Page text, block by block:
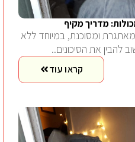
מדריך מקיף
מאתגרת ומסוכנת, במיוחד ללא
להבין את הסיכונים..
קראו עוד